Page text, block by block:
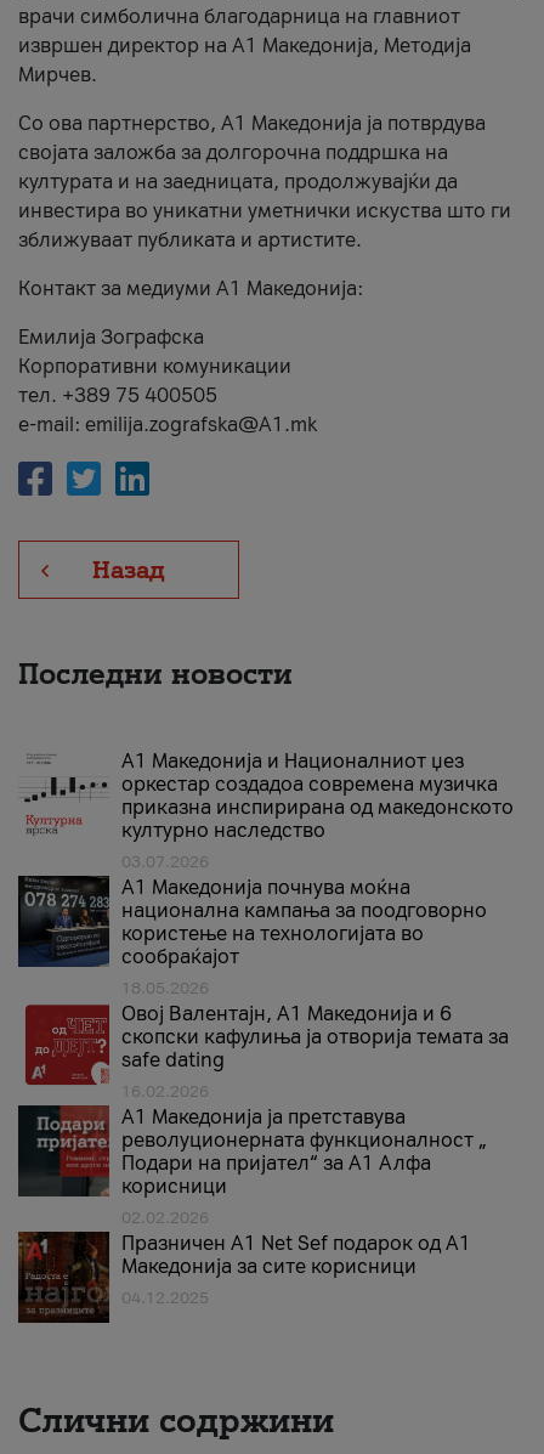
врачи симболична благодарница на главниот
извршен директор на A1 Македонија, Методија
Мирчев.
Со ова партнерство, A1 Македонија ја потврдува
својата заложба за долгорочна поддршка на
културата и на заедницата, продолжувајќи да
инвестира во уникатни уметнички искуства што ги
зближуваат публиката и артистите.
Контакт за медиуми А1 Македонија:
Емилија Зографска
Корпоративни комуникации
тел. +389 75 400505
e-mail: emilija.zografska@A1.mk
Назад
Последни новости
А1 Македонија и Националниот џез
оркестар создадоа современа музичка
приказна инспирирана од македонското
културно наследство
03.07.2026
A1 Македонија почнува моќна
национална кампања за поодговорно
користење на технологијата во
сообраќајот
18.05.2026
Овој Валентајн, A1 Македонија и 6
скопски кафулиња ја отворија темата за
safe dating
16.02.2026
А1 Македонија ја претставува
револуционерната функционалност „
Подари на пријател“ за А1 Алфа
корисници
02.02.2026
Празничен A1 Net Sеf подарок од А1
Македонија за сите корисници
04.12.2025
Слични содржини